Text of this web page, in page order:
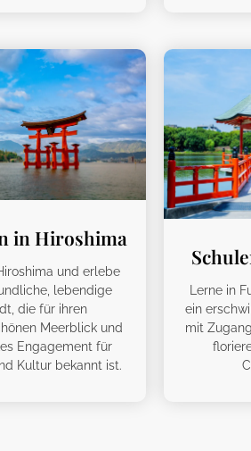
in Hiroshima
und erlebe
lebendige
die für ihren
Meerblick und
Engagement für
Kultur bekannt ist.
Lerne in
ein
mit